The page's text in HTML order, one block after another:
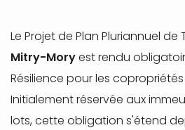
Le Projet de Plan Pluriannuel de
Mitry-Moryest rendu
Résilience pour les
Initialement réservée aux
lots, cette obligation s'étend